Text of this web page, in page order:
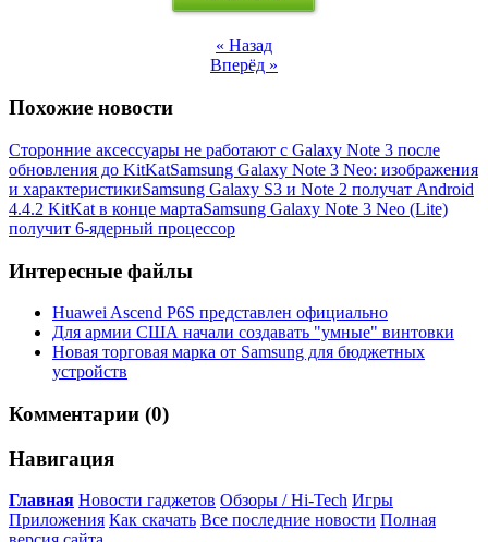
« Назад
Вперёд »
Похожие новости
Сторонние аксессуары не работают с Galaxy Note 3 после
обновления до KitKatSamsung Galaxy Note 3 Neo: изображения
и характеристикиSamsung Galaxy S3 и Note 2 получат Android
4.4.2 KitKat в конце мартаSamsung Galaxy Note 3 Neo (Lite)
получит 6-ядерный процессор
Интересные файлы
Huawei Ascend P6S представлен официально
Для армии США начали создавать "умные" винтовки
Новая торговая марка от Samsung для бюджетных
устройств
Комментарии (0)
Навигация
Главная Новости гаджетов Обзоры / Hi-Tech Игры
Приложения Как скачать Все последние новости Полная